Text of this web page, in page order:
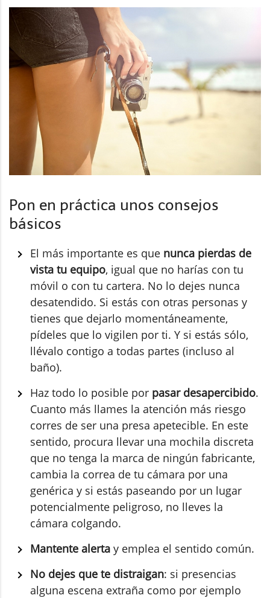
Pon en práctica unos consejos
básicos
El más importante es que nunca pierdas de
vista tu equipo, igual que no harías con tu
móvil o con tu cartera. No lo dejes nunca
desatendido. Si estás con otras personas y
tienes que dejarlo momentáneamente,
pídeles que lo vigilen por ti. Y si estás sólo,
llévalo contigo a todas partes (incluso al
baño).
Haz todo lo posible por pasar desapercibido.
Cuanto más llames la atención más riesgo
corres de ser una presa apetecible. En este
sentido, procura llevar una mochila discreta
que no tenga la marca de ningún fabricante,
cambia la correa de tu cámara por una
genérica y si estás paseando por un lugar
potencialmente peligroso, no lleves la
cámara colgando.
Mantente alerta y emplea el sentido común.
No dejes que te distraigan: si presencias
alguna escena extraña como por ejemplo